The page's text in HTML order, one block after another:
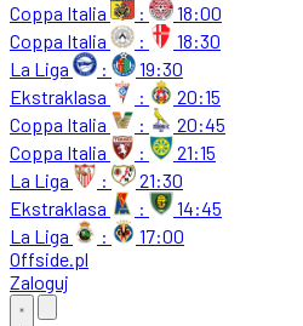
Coppa Italia
:
18:00
Coppa Italia
:
18:30
La Liga
:
19:30
Ekstraklasa
:
20:15
Coppa Italia
:
20:45
Coppa Italia
:
21:15
La Liga
:
21:30
Ekstraklasa
:
14:45
La Liga
:
17:00
Offside.pl
Zaloguj